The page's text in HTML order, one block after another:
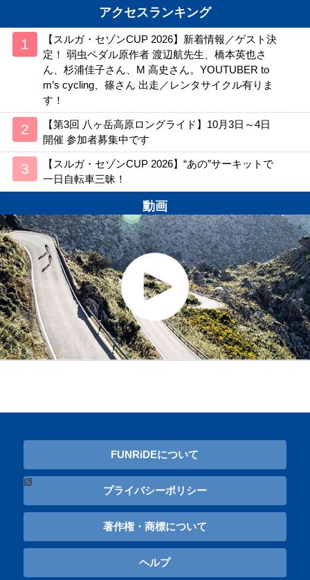
アクセスランキング
【スルガ・セゾンCUP 2026】新着情報／ゲスト決
定！ 弱虫ペダル原作者 渡辺航先生、橋本英也さ
ん、杉浦佳子さん、M 高史さん。YOUTUBER to
m’s cycling、篠さん 出走／レンタサイクル有りま
す！
【第3回 八ヶ岳高原ロングライド】10月3日～4日
開催 参加者募集中です
【スルガ・セゾンCUP 2026】“あの”サーキットで
一日自転車三昧！
動画
FUNRiDEについて
プライバシーポリシー
著作権・商標について
ヘルプ